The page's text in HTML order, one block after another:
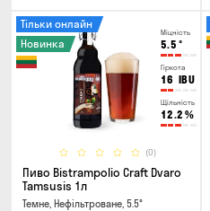
Міцність
5.5 °
Гіркота
16 IBU
Щільність
12.2 %
(0)
Тільки онлайн
Новинка
Пиво Bistrampolio Craft Dvaro
Tamsusis 1л
Темне, Нефільтроване, 5.5°